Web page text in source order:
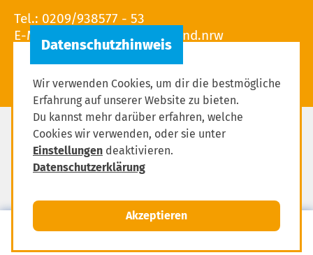
Mitglied werden
MENÜ
Tel.: 0209/938577 - 53
E-Mail: Leitung(at)THW-Jugend.nrw
Datenschutz
Impressum
Wir verwenden Cookies, um dir die bestmögliche
Erfahrung auf unserer Website zu bieten.
Du kannst mehr darüber erfahren, welche
Cookies wir verwenden, oder sie unter
Einstellungen deaktivieren.
Datenschutzerklärung
Akzeptieren